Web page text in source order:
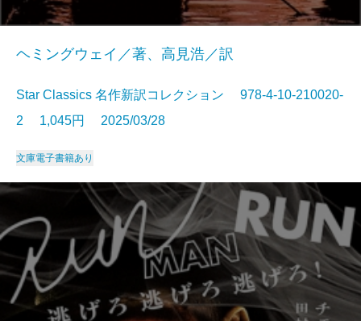
ヘミングウェイ／著、高見浩／訳
Star Classics 名作新訳コレクション 978-4-10-210020-
2 1,045円 2025/03/28
文庫電子書籍あり